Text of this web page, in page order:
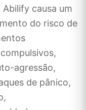
causa um
do risco de
agressão,
de pânico,